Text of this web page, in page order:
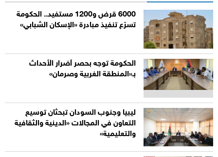
6000 قرض و1200 مستفيد.. الحكومة
تسرّع تنفيذ مبادرة «الإسكان الشبابي»
الحكومة توجه بحصر أضرار الأحداث
بـ«المنطقة الغربية وصرمان»
ليبيا وجنوب السودان تبحثان توسيع
التعاون في المجالات «الدينية والثقافية
والتعليمية»